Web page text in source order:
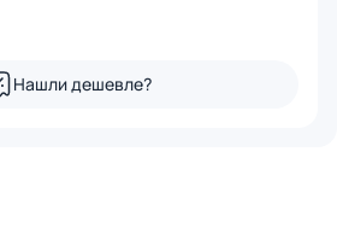
Нашли дешевле?